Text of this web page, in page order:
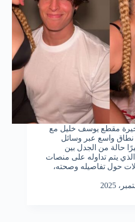
مقطع يوسف خليل مع
نطاق واسع عبر وسائل
حالة من الجدل بين
الذي يتم تداوله على منصات
حول تفاصيله وصحته،